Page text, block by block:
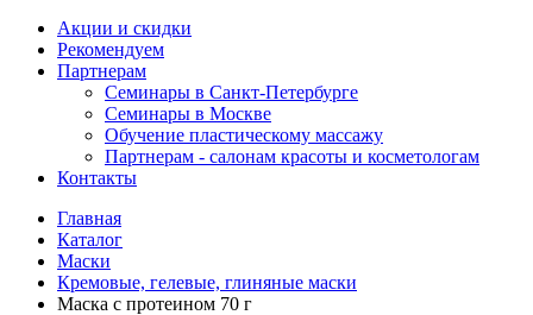
Акции и скидки
Рекомендуем
Партнерам
Семинары в Санкт-Петербурге
Семинары в Москве
Обучение пластическому массажу
Партнерам - салонам красоты и косметологам
Контакты
Главная
Каталог
Маски
Кремовые, гелевые, глиняные маски
Маска с протеином 70 г